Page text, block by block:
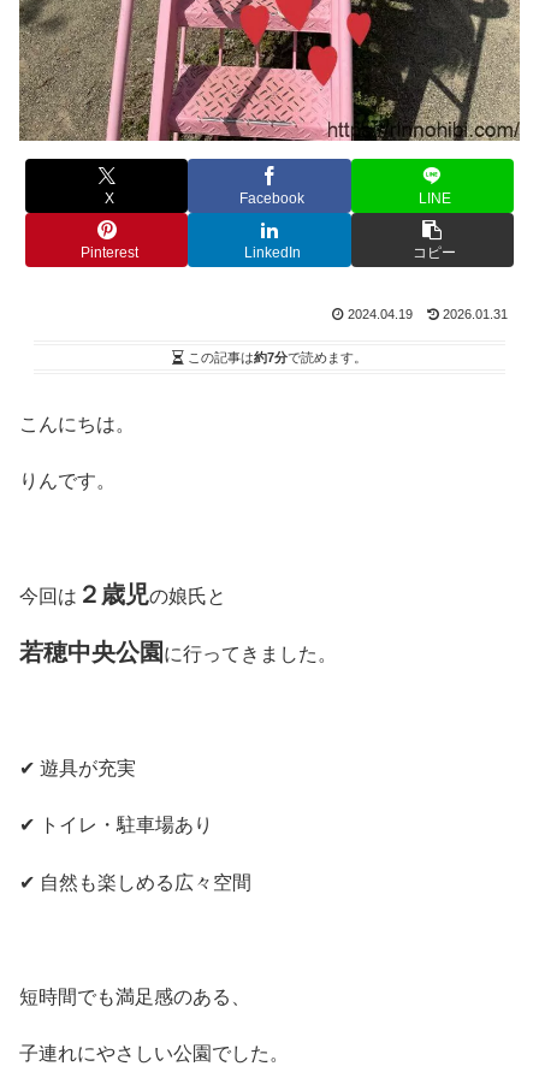
X Facebook LINE
Pinterest LinkedIn コピー
2024.04.19 2026.01.31
この記事は約7分で読めます。
こんにちは。
りんです。
今回は ２歳児の娘氏と
若穂中央公園 に行ってきました。
✔ 遊具が充実
✔ トイレ・駐車場あり
✔ 自然も楽しめる広々空間
短時間でも満足感のある、
子連れにやさしい公園でした。